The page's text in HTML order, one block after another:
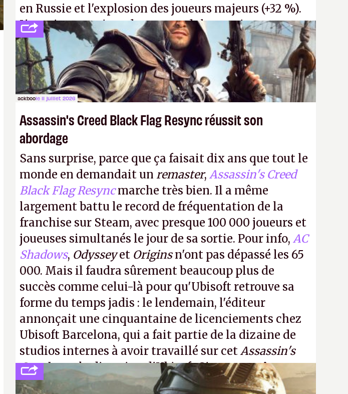
en Russie et l'explosion des joueurs majeurs (+32 %).
L'avenir appartient donc aux adultes, qui ne sont
jamais que des enfants avec du pouvoir d'achat.P.
ackboole 11 juillet 2026
Assassin's Creed Black Flag Resync réussit son
abordage
Sans surprise, parce que ça faisait dix ans que tout le
monde en demandait un remaster, Assassin's Creed
Black Flag Resyncmarche très bien. Il a même
largement battu le record de fréquentation de la
franchise sur Steam, avec presque 100 000 joueurs et
joueuses simultanés le jour de sa sortie. Pour info, AC
Shadows, Odysseyet Originsn'ont pas dépassé les 65
000. Mais il faudra sûrement beaucoup plus de
succès comme celui-là pour qu'Ubisoft retrouve sa
forme du temps jadis : le lendemain, l'éditeur
annonçait une cinquantaine de licenciements chez
Ubisoft Barcelona, qui a fait partie de la dizaine de
studios internes à avoir travaillé sur cetAssassin's
Creedsous la direction d'Ubisoft Singapour.A.